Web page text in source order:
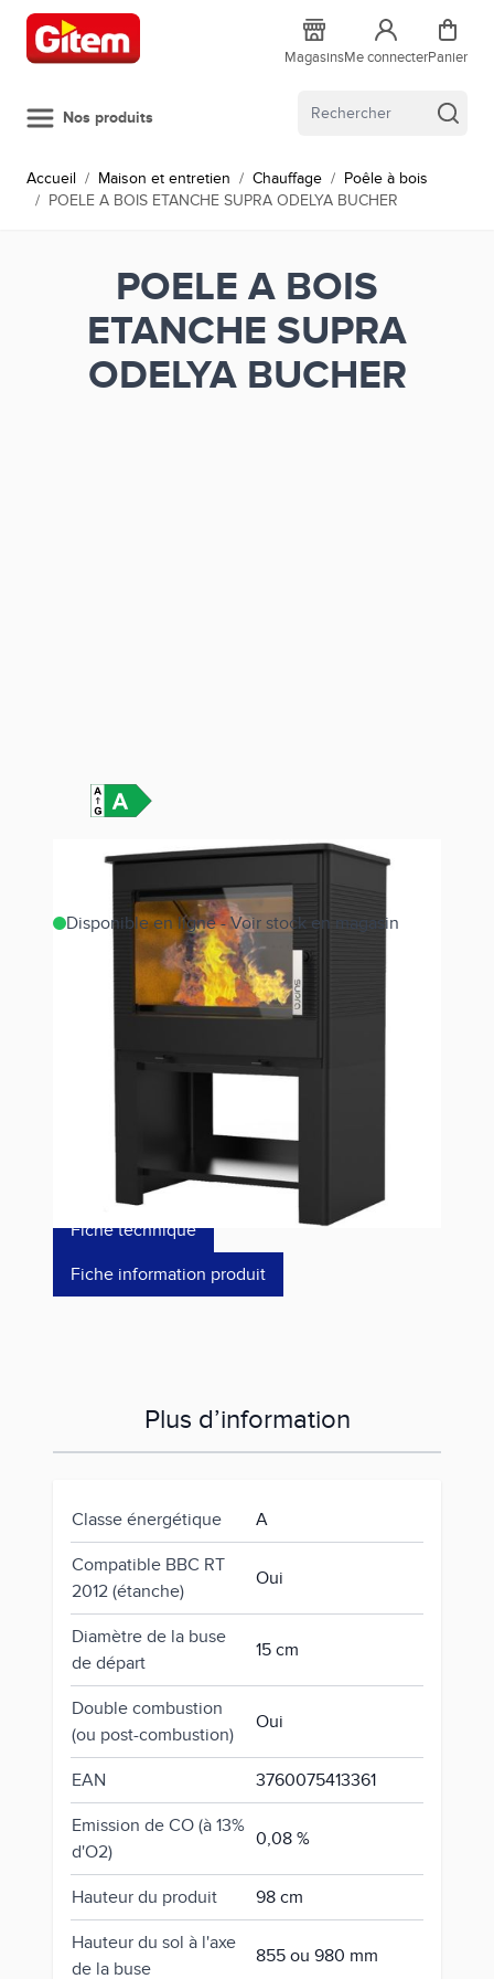
Allez au contenu
MagasinsMe connecterPanier
Nos produits
Accueil / Maison et entretien / Chauffage / Poêle à bois
/ POELE A BOIS ETANCHE SUPRA ODELYA BUCHER
POELE A BOIS
ETANCHE SUPRA
ODELYA BUCHER
Disponible en ligne - Voir stock en magasin
Estimer les frais de port
Référence ODELYA BUCHER
Fiche technique
Fiche information produit
Plus d’information
Classe énergétique A
Compatible BBC RT
2012 (étanche)
Oui
Diamètre de la buse
de départ
15 cm
Double combustion
(ou post-combustion)
Oui
EAN 3760075413361
Emission de CO (à 13%
d'O2)
0,08 %
Hauteur du produit 98 cm
Hauteur du sol à l'axe
de la buse
855 ou 980 mm